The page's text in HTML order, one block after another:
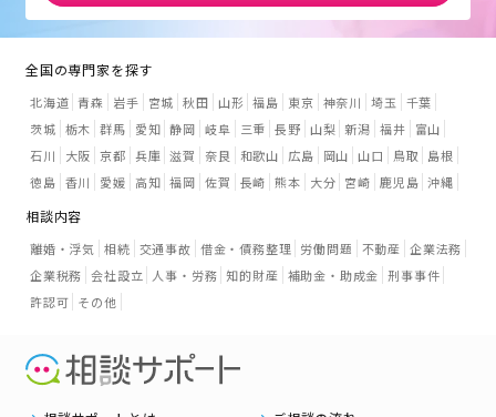
全国の専門家を探す
北海道 青森 岩手 宮城 秋田 山形 福島 東京 神奈川 埼玉
千葉
茨城 栃木 群馬 愛知 静岡 岐阜 三重 長野 山梨 新潟 福井
富山
石川
大阪 京都 兵庫 滋賀 奈良 和歌山 広島 岡山 山口 鳥取
島根
徳島 香川 愛媛 高知 福岡 佐賀 長崎 熊本 大分 宮崎 鹿児島 沖縄
相談内容
離婚・浮気 相続 交通事故 借金・債務整理 労働問題 不動産 企業法務
企業税務 会社設立 人事・労務 知的財産 補助金・助成金 刑事事件
許認可 その他